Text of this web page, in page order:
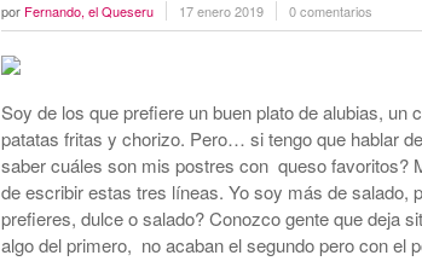
por Fernando, el Queseru 17 enero 2019 0 comentarios
Soy de los que prefiere un buen plato de alubias,
patatas fritas y chorizo. Pero… si tengo que hablar
saber cuáles son mis postres con queso favoritos?
de escribir estas tres líneas. Yo soy más de salado,
prefieres, dulce o salado? Conozco gente que deja
algo del primero, no acaban el segundo pero con el